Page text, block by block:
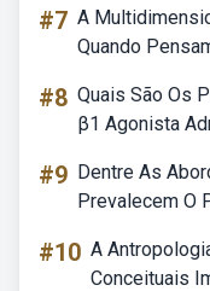
#7 A
Quando
#8 Quais São Os
β1 Agonista
#9 Dentre As
Prevalecem O
#10 A
Conceituais